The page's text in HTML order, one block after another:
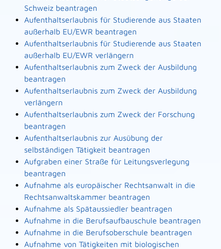
Schweiz beantragen
Aufenthaltserlaubnis für Studierende aus Staaten
außerhalb EU/EWR beantragen
Aufenthaltserlaubnis für Studierende aus Staaten
außerhalb EU/EWR verlängern
Aufenthaltserlaubnis zum Zweck der Ausbildung
beantragen
Aufenthaltserlaubnis zum Zweck der Ausbildung
verlängern
Aufenthaltserlaubnis zum Zweck der Forschung
beantragen
Aufenthaltserlaubnis zur Ausübung der
selbständigen Tätigkeit beantragen
Aufgraben einer Straße für Leitungsverlegung
beantragen
Aufnahme als europäischer Rechtsanwalt in die
Rechtsanwaltskammer beantragen
Aufnahme als Spätaussiedler beantragen
Aufnahme in die Berufsaufbauschule beantragen
Aufnahme in die Berufsoberschule beantragen
Aufnahme von Tätigkeiten mit biologischen